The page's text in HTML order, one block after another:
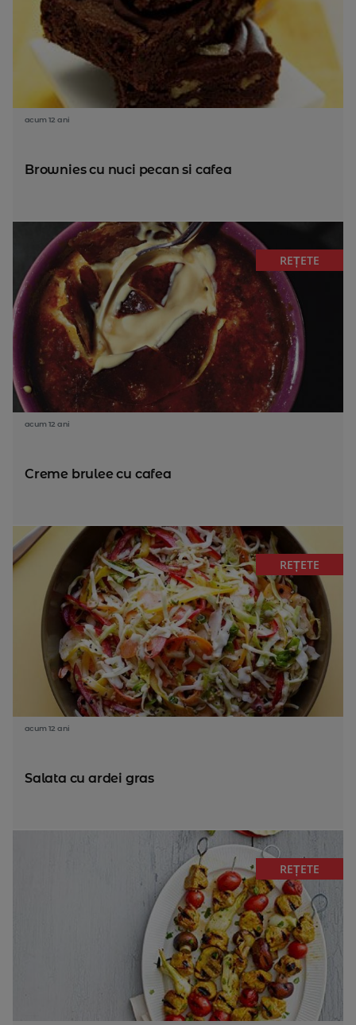
acum 12 ani
Brownies cu nuci pecan si cafea
REȚETE
acum 12 ani
Creme brulee cu cafea
REȚETE
acum 12 ani
Salata cu ardei gras
REȚETE